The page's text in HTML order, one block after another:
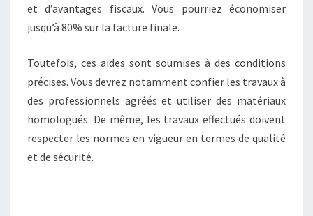
et d’avantages fiscaux. Vous pourriez économiser
jusqu’à 80% sur la facture finale.
Toutefois, ces aides sont soumises à des conditions
précises. Vous devrez notamment confier les travaux à
des professionnels agréés et utiliser des matériaux
homologués. De même, les travaux effectués doivent
respecter les normes en vigueur en termes de qualité
et de sécurité.